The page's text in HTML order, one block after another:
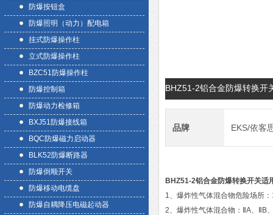
防爆按钮盒
防爆照明（动力）配电箱
挂式防爆操作柱
立式防爆操作柱
BZC51防爆操作柱
防爆控制箱
防爆动力检修箱
BXJ51防爆接线箱
BQC防爆磁力启动器
BLK52防爆断路器
防爆倒顺开关
防爆移动电缆盘
防爆自耦降压电磁起动器
BHZ51-2铝合金防爆转换开
品牌 EKS/依客
BHZ51-2铝合金防爆转换开关适
1、爆炸性气体混合物危险场所
2、爆炸性气体混合物：ⅡA、ⅡB